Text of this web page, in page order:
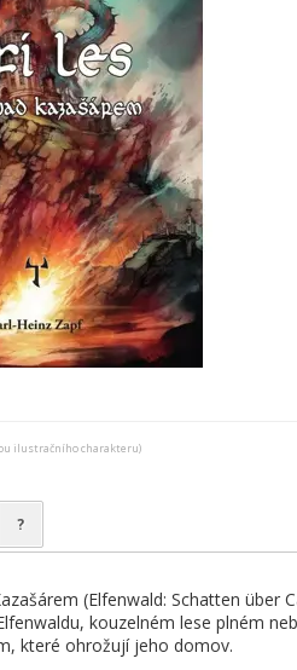
ilustračního charakteru)
?
(Elfenwald: Schatten
kouzelném lese plném
které ohrožují jeho domov.